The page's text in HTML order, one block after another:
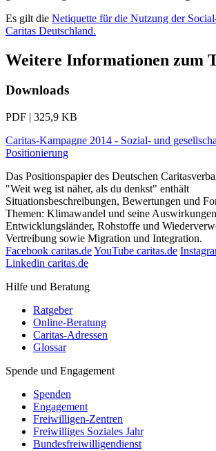
Es gilt die Netiquette für die Nutzung der
Caritas Deutschland.
Weitere Informationen zum
Downloads
PDF | 325,9 KB
Caritas-Kampagne 2014 - Sozial- und
Positionierung
Das Positionspapier des Deutschen
"Weit weg ist näher, als du denkst" enthält
Situationsbeschreibungen, Bewertungen und
Themen: Klimawandel und seine
Entwicklungsländer, Rohstoffe und
Vertreibung sowie Migration und Integration.
Facebook caritas.deYouTube caritas.de
Linkedin caritas.de
Hilfe und Beratung
Ratgeber
Online-Beratung
Caritas-Adressen
Glossar
Spende und Engagement
Spenden
Engagement
Freiwilligen-Zentren
Freiwilliges Soziales Jahr
Bundesfreiwilligendienst